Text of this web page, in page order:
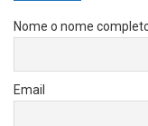
Nome o nome
Email